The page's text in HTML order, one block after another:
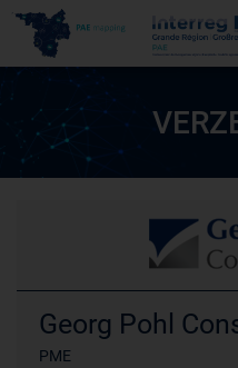
Georg Pohl
PME